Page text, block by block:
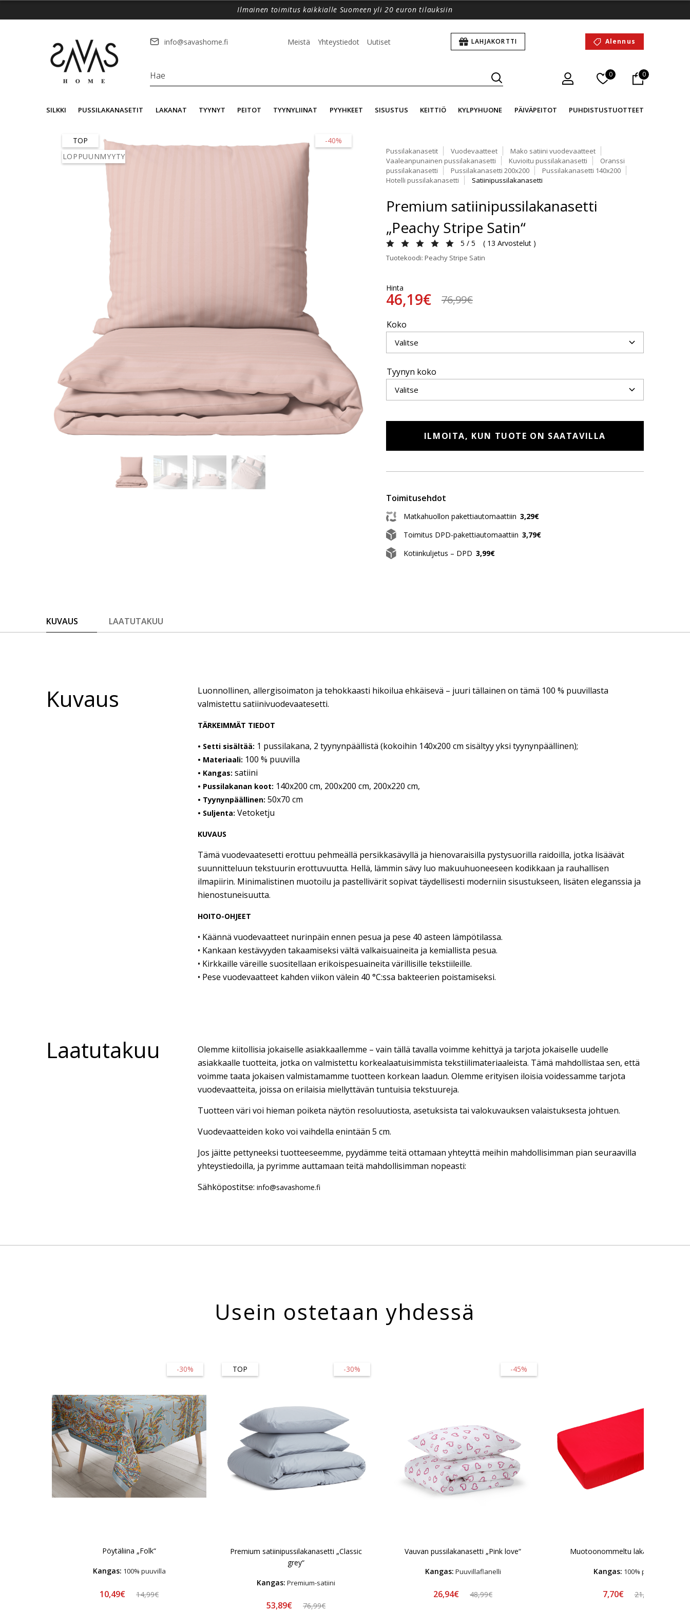
Ilmainen toimitus kaikkialle Suomeen yli 20 euron tilauksiin
info@savashome.fi Meistä Yhteystiedot Uutiset LAHJAKORTTI Alennus
0 0
SILKKI PUSSILAKANASETIT LAKANAT TYYNYT PEITOT TYYNYLIINAT PYYHKEET SISUSTUS KEITTIÖ KYLPYHUONE PÄIVÄPEITOT PUHDISTUSTUOTTEET
-40%
TOP
LOPPUUNMYYTY
Pussilakanasetit Vuodevaatteet
Mako satiini vuodevaatteet
Vaaleanpunainen pussilakanasetti
Kuvioitu pussilakanasetti
Oranssi
pussilakanasetti
Pussilakanasetti 200x200
Pussilakanasetti 140x200
Hotelli pussilakanasetti
Satiinipussilakanasetti
Premium satiinipussilakanasetti
„Peachy Stripe Satin“
5 / 5 ( 13 Arvostelut )
Tuotekoodi: Peachy Stripe Satin
Hinta
46,19€ 76,99€
Koko
Tyynyn koko
ILMOITA, KUN TUOTE ON SAATAVILLA
Toimitusehdot
Matkahuollon pakettiautomaattiin 3,29€
Toimitus DPD-pakettiautomaattiin 3,79€
Kotiinkuljetus – DPD 3,99€
KUVAUS LAATUTAKUU
Kuvaus
Luonnollinen, allergisoimaton ja tehokkaasti hikoilua ehkäisevä – juuri tällainen on tämä 100 % puuvillasta
valmistettu satiinivuodevaatesetti.
TÄRKEIMMÄT TIEDOT
• Setti sisältää: 1 pussilakana, 2 tyynynpäällistä (kokoihin 140x200 cm sisältyy yksi tyynynpäällinen);
• Materiaali: 100 % puuvilla
• Kangas: satiini
• Pussilakanan koot: 140x200 cm, 200x200 cm, 200x220 cm,
• Tyynynpäällinen: 50x70 cm
• Suljenta: Vetoketju
KUVAUS
Tämä vuodevaatesetti erottuu pehmeällä persikkasävyllä ja hienovaraisilla pystysuorilla raidoilla, jotka lisäävät
suunnitteluun tekstuurin erottuvuutta. Hellä, lämmin sävy luo makuuhuoneeseen kodikkaan ja rauhallisen
ilmapiirin. Minimalistinen muotoilu ja pastellivärit sopivat täydellisesti moderniin sisustukseen, lisäten eleganssia ja
hienostuneisuutta.
HOITO-OHJEET
• Käännä vuodevaatteet nurinpäin ennen pesua ja pese 40 asteen lämpötilassa.
• Kankaan kestävyyden takaamiseksi vältä valkaisuaineita ja kemiallista pesua.
• Kirkkaille väreille suositellaan erikoispesuaineita värillisille tekstiileille.
• Pese vuodevaatteet kahden viikon välein 40 °C:ssa bakteerien poistamiseksi.
Laatutakuu
Olemme kiitollisia jokaiselle asiakkaallemme – vain tällä tavalla voimme kehittyä ja tarjota jokaiselle uudelle
asiakkaalle tuotteita, jotka on valmistettu korkealaatuisimmista tekstiilimateriaaleista. Tämä mahdollistaa sen, että
voimme taata jokaisen valmistamamme tuotteen korkean laadun. Olemme erityisen iloisia voidessamme tarjota
vuodevaatteita, joissa on erilaisia miellyttävän tuntuisia tekstuureja.
Tuotteen väri voi hieman poiketa näytön resoluutiosta, asetuksista tai valokuvauksen valaistuksesta johtuen.
Vuodevaatteiden koko voi vaihdella enintään 5 cm.
Jos jäitte pettyneeksi tuotteeseemme, pyydämme teitä ottamaan yhteyttä meihin mahdollisimman pian seuraavilla
yhteystiedoilla, ja pyrimme auttamaan teitä mahdollisimman nopeasti:
Sähköpostitse: info@savashome.fi
Usein ostetaan yhdessä
-30%
Pöytäliina „Folk“
Kangas: 100% puuvilla
10,49€ 14,99€
-30%
TOP
Premium satiinipussilakanasetti „Classic
grey“
Kangas: Premium-satiini
53,89€ 76,99€
-45%
Vauvan pussilakanasetti „Pink love“
Kangas: Puuvillaflanelli
26,94€ 48,99€
Muotoonommeltu lakana „Imperial“
Kangas: 100% puuvilla
7,70€ 21,99€